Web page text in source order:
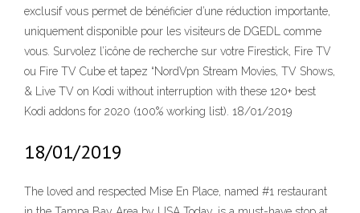
exclusif vous permet de bénéficier d’une réduction importante,
uniquement disponible pour les visiteurs de DGEDL comme
vous. Survolez l’icône de recherche sur votre Firestick, Fire TV
ou Fire TV Cube et tapez “NordVpn Stream Movies, TV Shows,
& Live TV on Kodi without interruption with these 120+ best
Kodi addons for 2020 (100% working list). 18/01/2019
18/01/2019
The loved and respected Mise En Place, named #1 restaurant